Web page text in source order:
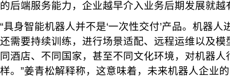
的后端服务能力，企业越早介入业务后期发展就越
“具身智能机器人并不是‘一次性交付’产品。机器
还需要持续训练，进行场景适配、远程运维以及
同酒店、不同国家，甚至不同文化环境，对机器
样。”姜青松解释称，这意味着，未来机器人企业